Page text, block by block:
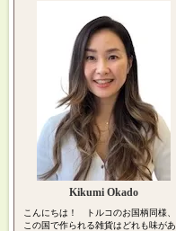
Kikumi Okado
こんにちは！ トルコのお国柄同様、
この国で作られる雑貨はどれも味があ